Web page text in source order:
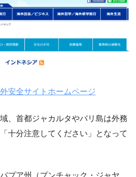
安全サイトホームページ
、首都ジャカルタやバリ島は外務
十分注意してください」となって